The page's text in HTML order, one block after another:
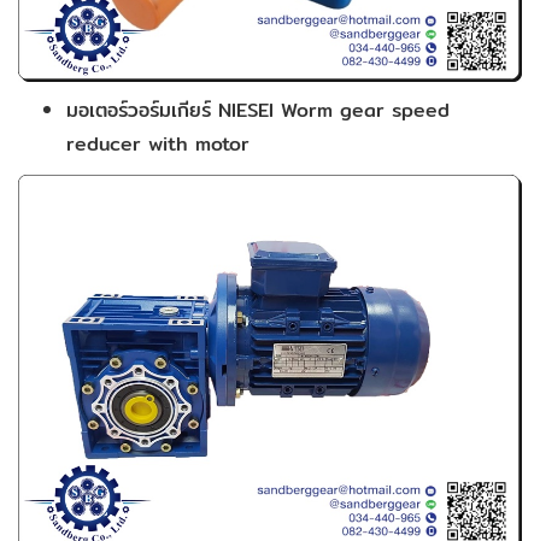
มอเตอร์วอร์มเกียร์ NIESEI Worm gear speed
reducer with motor